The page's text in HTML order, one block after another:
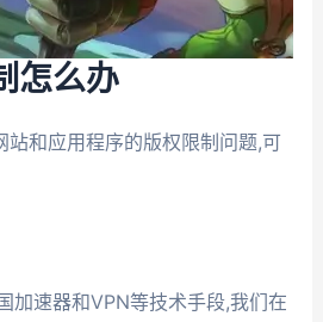
怎么办
站和应用程序的版权限制问题,可
加速器和VPN等技术手段,我们在